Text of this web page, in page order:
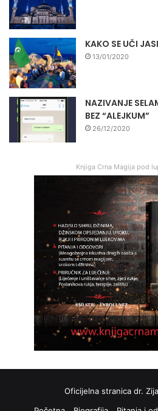
KAKO SE UČI
13/01/2020
NAZIVANJE
BEZ “ALEJKUM”
26/12/2020
Knjiga Crna Magija pod
Oficijelna stranica dr.